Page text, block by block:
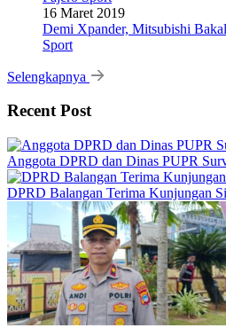
16 Maret 2019
Demi Xpander, Mitsubishi
Sport
Selengkapnya
Recent Post
Anggota DPRD dan Dinas PUPR
DPRD Balangan Terima Kunjungan